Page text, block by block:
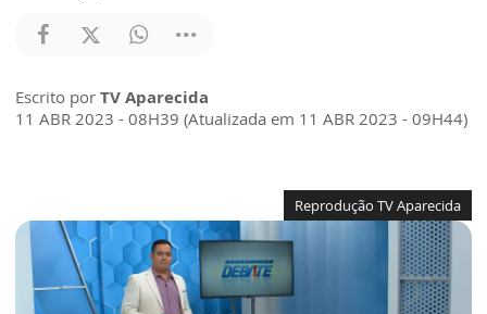
Escrito por TV Aparecida
11 ABR 2023 - 08H39 (Atualizada em 11 ABR 2023 - 09H44)
Reprodução TV Aparecida